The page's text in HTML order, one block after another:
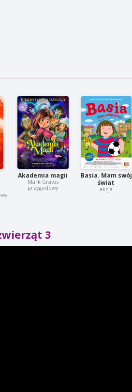
Akademia magii
Mark Gravas
przygodowy
Basia. Mam swój
świat
akcja
3